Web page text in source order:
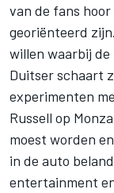
van de fans
georiënteerd
willen waarbij
Duitser schaart
experimenten
Russell op
moest worden
in de auto
entertainment